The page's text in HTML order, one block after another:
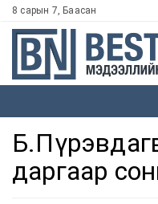
8 сарын 7, Баасан
даргаар